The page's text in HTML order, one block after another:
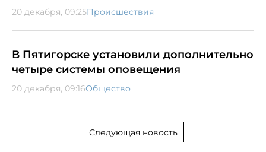
20 декабря, 09:25Происшествия
В Пятигорске установили дополнительно
четыре системы оповещения
20 декабря, 09:16Общество
Следующая новость